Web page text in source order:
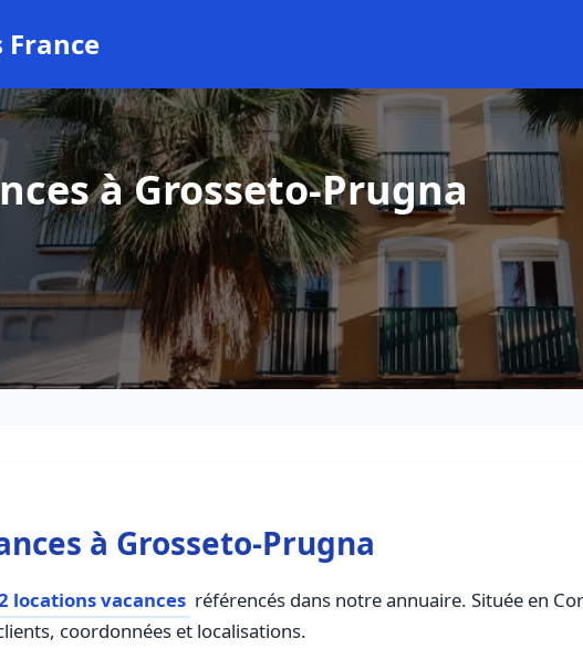
France
à Grosseto-Prugna
à Grosseto-Prugna
locations vacances référencés dans notre annuaire. Située en
coordonnées et localisations.